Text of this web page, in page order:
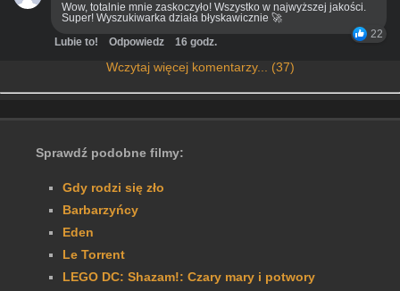
Wow, totalnie mnie zaskoczyło! Wszystko w najwyższej jakości.
Super! Wyszukiwarka działa błyskawicznie 🚀
22
Lubie to! Odpowiedz 16 godz.
Wczytaj więcej komentarzy... (37)
Sprawdź podobne filmy:
Gdy rodzi się zło
Barbarzyńcy
Eden
Le Torrent
LEGO DC: Shazam!: Czary mary i potwory